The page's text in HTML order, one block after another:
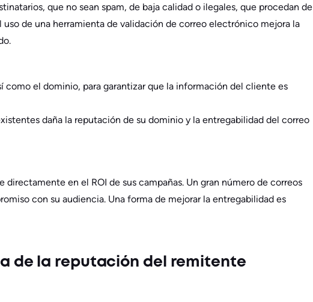
que no sean spam, de baja calidad o ilegales, que procedan de
de una herramienta de validación de correo electrónico mejora la
el dominio, para garantizar que la información del cliente es
daña la reputación de su dominio y la entregabilidad del correo
en el ROI de sus campañas. Un gran número de correos
con su audiencia. Una forma de mejorar la entregabilidad es
de la reputación del remitente